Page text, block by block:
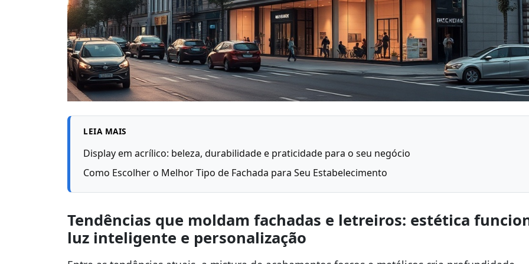
LEIA MAIS
Display em acrílico: beleza, durabilidade e praticidade para o seu negócio
Como Escolher o Melhor Tipo de Fachada para Seu Estabelecimento
Tendências que moldam fachadas e letreiros: estética
luz inteligente e personalização